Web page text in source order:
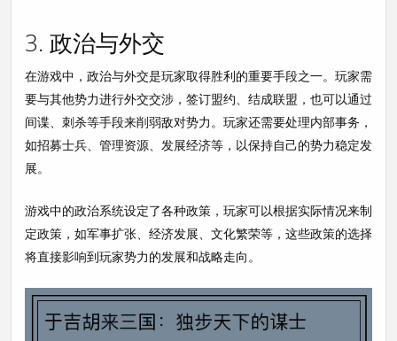
3. 政治与外交
在游戏中，政治与外交是玩家取得胜利的重要手段之一。玩家需
要与其他势力进行外交交涉，签订盟约、结成联盟，也可以通过
间谍、刺杀等手段来削弱敌对势力。玩家还需要处理内部事务，
如招募士兵、管理资源、发展经济等，以保持自己的势力稳定发
展。
游戏中的政治系统设定了各种政策，玩家可以根据实际情况来制
定政策，如军事扩张、经济发展、文化繁荣等，这些政策的选择
将直接影响到玩家势力的发展和战略走向。